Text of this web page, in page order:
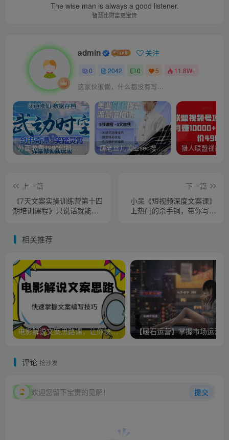
The wise man is always a good listener.
智慧比财富更宝贵
admin 关注
0 2042 0 5 11.8W+
这家伙很懒，什么都没有写...
外面收费1980的抖音武动时空直播项目，无需真人出镜，实时互动直播【软件+详细教程】 薛老丝儿美业seo搜索流量落地课，一周暴涨20w粉丝，全干货讲解
上一篇
《7天文案实操训练营第十四
期培训课程》只说话就能火
下一篇
小呆《短视频深度文案课》
上热门的杀手锏，带你写出
相关推荐
电影解说文案思路课，让你快速掌握文案编写的技巧（3节视频课程）
评论 抢沙发
欢迎您留下宝贵的见解！ 提交